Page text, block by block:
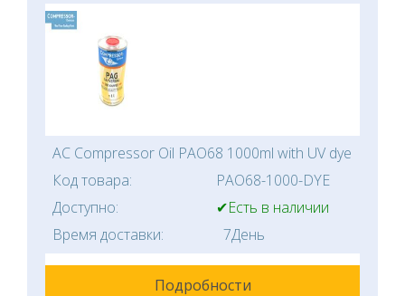
AC Compressor Oil PAO68 1000ml with UV dye
Код товара:
PAO68-1000-DYE
Доступно:
✔Есть в наличии
Время доставки:
7День
Подробности